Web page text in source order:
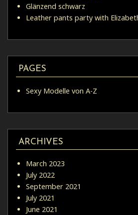
Glänzend schwarz
Leather pants party with
PAGES
Sexy Modelle von A-Z
ARCHIVES
March 2023
July 2022
September 2021
July 2021
June 2021